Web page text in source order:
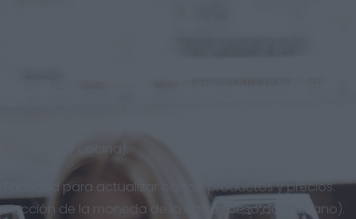
(apertura y cocina).
Facilidad para actualizar cartas, productos y precios.
Elección de la moneda de la carta (peso dominicano).